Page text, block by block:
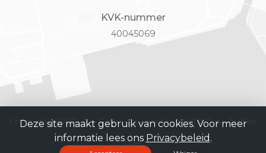
KVK-nummer
40045069
Copyright 2026 © L.T.C. Dalen -Powered by KNLTB.Club - Built by
LISA
Deze site maakt gebruik van cookies. Voor meer
informatie lees ons Privacybeleid .